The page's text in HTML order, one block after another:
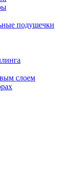
подушечки
слоем